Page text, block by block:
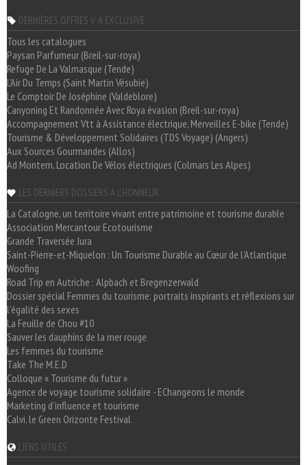
DERNIÈRES OFFRES V-A EXCLUSIVE
Tous les catalogues
Paysan Parfumeur (Breil-sur-roya)
Refuge De La Valmasque (Tende)
L'Air Du Temps (Saint Martin Vésubie)
Le Comptoir De Joséphine (Valdeblore)
Canyoning Et Randonnée Avec Roya évasion (Breil-sur-roya)
Accompagnement Vtt à Assistance électrique, Merveilles E-bike (Tende)
Tourisme & Développement Solidaires (TDS Voyage) (Angers)
Aux Sources Gourmandes (Allos)
Ad Montem, Location De Vélos électriques (Colmars Les Alpes)
LES DERNIERS DOSSIERS A L'HONNEUR
La Catalogne, un territoire vivant entre patrimoine et tourisme durable
Association Mercantour Ecotourisme
Grande Traversée Jura
Saint-Pierre-et-Miquelon : Un Tourisme Durable au Cœur de l'Atlantique
Woofing
Road Trip en Autriche : Alpbach et Bregenzerwald
Dossier spécial Femmes du tourisme: portraits inspirants et réflexions sur
l'égalité des sexes
La Feuille de Chou #10
Sauver les dauphins de la mer rouge
Les femmes du tourisme
Take The M.E.D
Colloque « Tourisme du futur »
Agence de voyage tourisme solidaire - EChangeons le monde
Marketing d'influence et tourisme
Calvi, le Green Orizonte Festival
LIENS UTILES